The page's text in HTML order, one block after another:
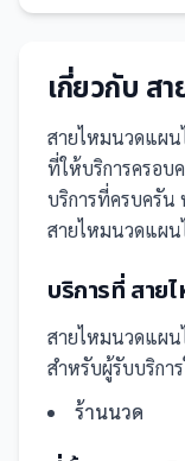
เกี่ยวกับ ส
สายไหมนวดแผน
ที่ให้บริการครอบ
บริการที่ครบครัน
สายไหมนวดแผน
บริการที่ สาย
สายไหมนวดแผน
สำหรับผู้รับบริกา
ร้านนวด